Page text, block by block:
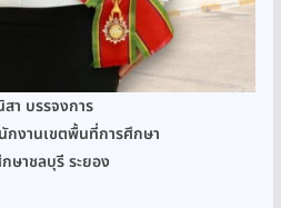
สา บรรจงการ
กงานเขตพื้นที่การศึกษา
ษาชลบุรี ระยอง